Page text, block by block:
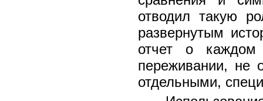
отводил такую
развернутым
отчет о
переживании, не
отдельными,